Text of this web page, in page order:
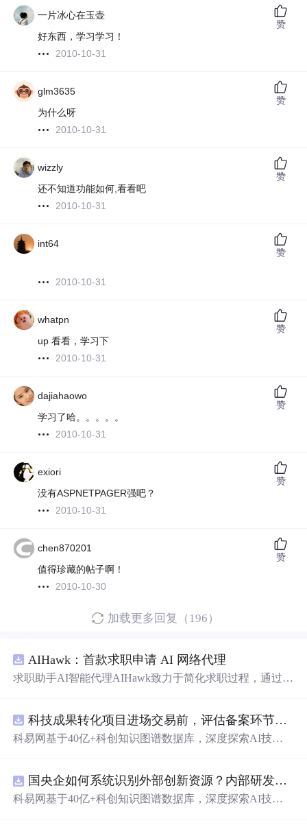
一片冰心在玉壶
好东西，学习学习！
2010-10-31
赞
glm3635
为什么呀
2010-10-31
赞
wizzly
还不知道功能如何,看看吧
2010-10-31
赞
int64
2010-10-31
赞
whatpn
up 看看，学习下
2010-10-31
赞
dajiahaowo
学习了哈。。。。。
2010-10-31
赞
exiori
没有ASPNETPAGER强吧？
2010-10-31
赞
chen870201
值得珍藏的帖子啊！
2010-10-30
赞
加载更多回复（196）
AIHawk：首款求职申请 AI 网络代理
求职助手AI智能代理AIHawk致力于简化求职过程，通过自
科技成果转化项目进场交易前，评估备案环节需要准备哪些材料？.docx
科易网基于40亿+科创知识图谱数据库，深度探索AI技术
新领域的AI+数智化解决方案，推动科技创新与产业创新
智能化发展。
国央企如何系统识别外部创新资源？内部研发体系完善，但对外部高校、中小科技企业技术能力缺乏动态认知。.docx
科易网基于40亿+科创知识图谱数据库，深度探索AI技术